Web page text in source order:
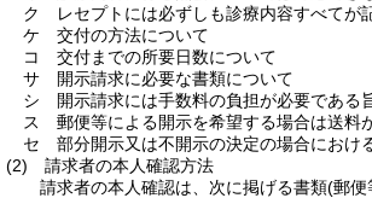
ク
レセプトには必ずしも診療内容すべてが
ケ
交付の方法について
コ
交付までの所要日数について
サ
開示請求に必要な書類について
シ
開示請求には手数料の負担が必要である
ス
郵便等による開示を希望する場合は送料
セ
部分開示又は不開示の決定の場合におけ
(2)
請求者の本人確認方法
請求者の本人確認は、次に掲げる書類(郵便